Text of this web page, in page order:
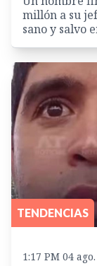
millón a su
sano y salvo
TENDENCIAS
1:17 PM 04